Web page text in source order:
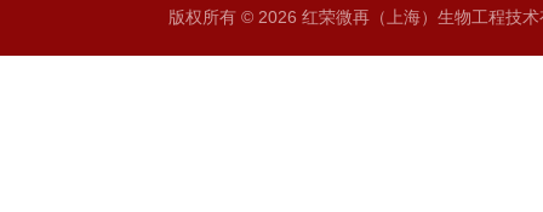
版权所有 © 2026 红荣微再（上海）生物工程技